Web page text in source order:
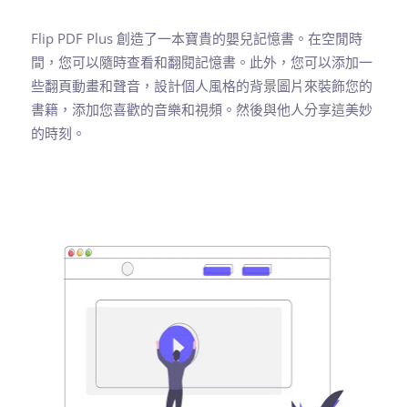
Flip PDF Plus 創造了一本寶貴的嬰兒記憶書。在空閒時
間，您可以隨時查看和翻閱記憶書。此外，您可以添加一
些翻頁動畫和聲音，設計個人風格的背景圖片來裝飾您的
書籍，添加您喜歡的音樂和視頻。然後與他人分享這美妙
的時刻。